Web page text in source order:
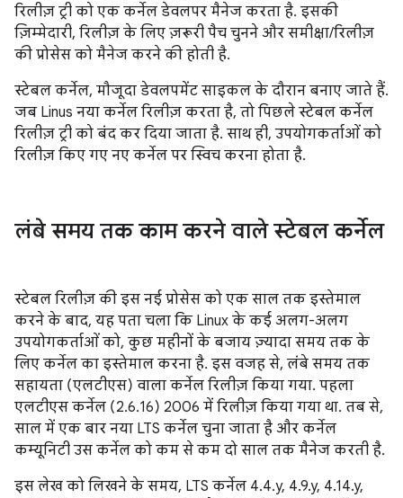
रिलीज़ ट्री को एक कर्नेल डेवलपर मैनेज करता है. इसकी
ज़िम्मेदारी, रिलीज़ के लिए ज़रूरी पैच चुनने और समीक्षा/रिलीज़
की प्रोसेस को मैनेज करने की होती है.
स्टेबल कर्नेल, मौजूदा डेवलपमेंट साइकल के दौरान बनाए जाते हैं.
जब Linus नया कर्नेल रिलीज़ करता है, तो पिछले स्टेबल कर्नेल
रिलीज़ ट्री को बंद कर दिया जाता है. साथ ही, उपयोगकर्ताओं को
रिलीज़ किए गए नए कर्नेल पर स्विच करना होता है.
लंबे समय तक काम करने वाले स्टेबल कर्नेल
स्टेबल रिलीज़ की इस नई प्रोसेस को एक साल तक इस्तेमाल
करने के बाद, यह पता चला कि Linux के कई अलग-अलग
उपयोगकर्ताओं को, कुछ महीनों के बजाय ज़्यादा समय तक के
लिए कर्नेल का इस्तेमाल करना है. इस वजह से, लंबे समय तक
सहायता (एलटीएस) वाला कर्नेल रिलीज़ किया गया. पहला
एलटीएस कर्नेल (2.6.16) 2006 में रिलीज़ किया गया था. तब से,
साल में एक बार नया LTS कर्नेल चुना जाता है और कर्नेल
कम्यूनिटी उस कर्नेल को कम से कम दो साल तक मैनेज करती है.
इस लेख को लिखने के समय, LTS कर्नेल 4.4.y, 4.9.y, 4.14.y,